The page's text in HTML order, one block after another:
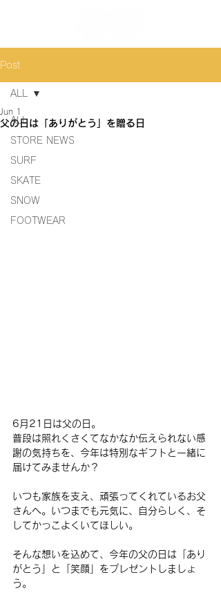
Post
ALL
STORE NEWS
SURF
SKATE
SNOW
FOOTWEAR
ALL
父の日は「ありがとう」を贈る日
Jun 1
6月21日は父の日。
普段は照れくさくてなかなか伝えられない感
謝の気持ちを、今年は特別なギフトと一緒に
届けてみませんか？
いつも家族を支え、頑張ってくれているお父
さんへ。いつまでも元気に、自分らしく、そ
してかっこよくいてほしい。
そんな想いを込めて、今年の父の日は「あり
がとう」と「笑顔」をプレゼントしましょ
う。